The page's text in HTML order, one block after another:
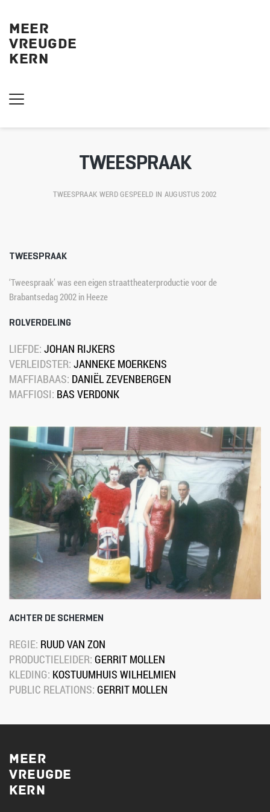
MEER
VREUGDE
KERN
TWEESPRAAK
TWEESPRAAK WERD GESPEELD IN AUGUSTUS 2002
TWEESPRAAK
‘Tweespraak’ was een eigen straattheaterproductie voor de
Brabantsedag 2002 in Heeze
ROLVERDELING
LIEFDE: JOHAN RIJKERS
VERLEIDSTER: JANNEKE MOERKENS
MAFFIABAAS: DANIËL ZEVENBERGEN
MAFFIOSI: BAS VERDONK
ACHTER DE SCHERMEN
REGIE: RUUD VAN ZON
PRODUCTIELEIDER: GERRIT MOLLEN
KLEDING: KOSTUUMHUIS WILHELMIEN
PUBLIC RELATIONS: GERRIT MOLLEN
MEER
VREUGDE
KERN